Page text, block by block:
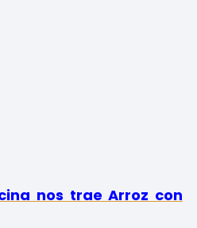
nos trae Arroz con